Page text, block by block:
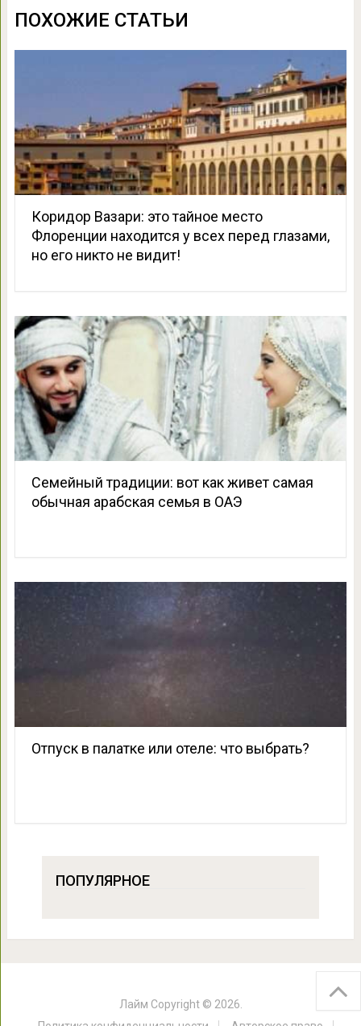
ПОХОЖИЕ СТАТЬИ
Коридор Вазари: это тайное место
Флоренции находится у всех перед глазами,
но его никто не видит!
Семейный традиции: вот как живет самая
обычная арабская семья в ОАЭ
Отпуск в палатке или отеле: что выбрать?
ПОПУЛЯРНОЕ
Лайм Copyright © 2026.